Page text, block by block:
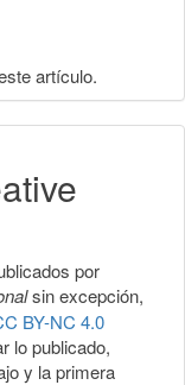
artículo.
por
sin excepción,
BY-NC 4.0
lo publicado,
y la primera